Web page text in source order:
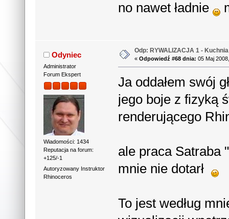
no nawet ładnie
Odyniec
Administrator
Forum Ekspert
Wiadomości: 1434
Reputacja na forum:
+125/-1
Autoryzowany Instruktor
Rhinoceros
Odp: RYWALIZACJA 1 -
«Odpowiedź #68 dnia: 05 Maj
Ja oddałem swój
jego boje z fizyką
renderującego
ale praca Satraba
mnie nie dotarł
To jest według